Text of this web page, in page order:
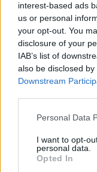
interest-based ads
us or personal
your opt-out. You
disclosure of your
IAB’s list of
also be disclosed
Downstream
Please note that
not limited to your
grant or deny
use your data for
Personal Data
I want to opt-
personal data.
Opted In
almuerzo celebrado en
Peña, y la primera dama
escalón a la hora de
fotografías
cómplice mirada del rey
#zarzuela
Η μεγάλη
Σημειώνεται ότι
το λάθος, το νέο